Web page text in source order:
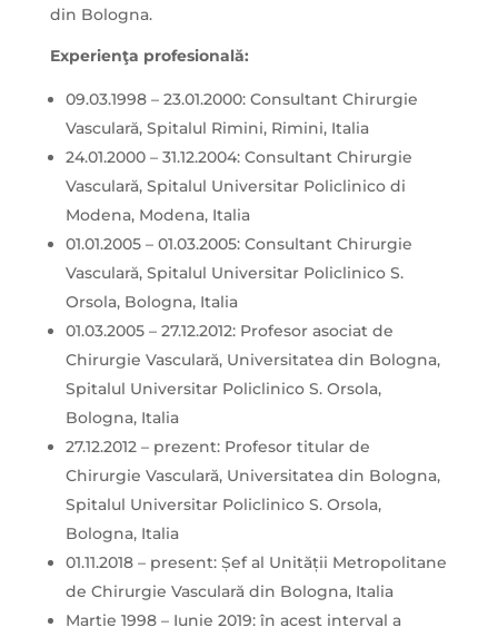
din Bologna.
Experienţa profesională:
09.03.1998 – 23.01.2000: Consultant Chirurgie
Vasculară, Spitalul Rimini, Rimini, Italia
24.01.2000 – 31.12.2004: Consultant Chirurgie
Vasculară, Spitalul Universitar Policlinico di
Modena, Modena, Italia
01.01.2005 – 01.03.2005: Consultant Chirurgie
Vasculară, Spitalul Universitar Policlinico S.
Orsola, Bologna, Italia
01.03.2005 – 27.12.2012: Profesor asociat de
Chirurgie Vasculară, Universitatea din Bologna,
Spitalul Universitar Policlinico S. Orsola,
Bologna, Italia
27.12.2012 – prezent: Profesor titular de
Chirurgie Vasculară, Universitatea din Bologna,
Spitalul Universitar Policlinico S. Orsola,
Bologna, Italia
01.11.2018 – present: Șef al Unității Metropolitane
de Chirurgie Vasculară din Bologna, Italia
Martie 1998 – Iunie 2019: în acest interval a